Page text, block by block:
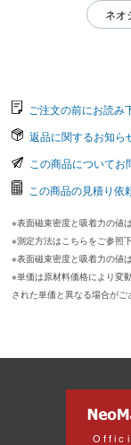
ネオ
ご注文の前にお読み
返品に関するお知ら
この商品についてお
この商品の見積り依
※表面磁束密度と吸着力の値
※測定方法はこちらをご参照下
※表面磁束密度と吸着力の値
※単価は原材料価格により変
された単価と異なる場合がご